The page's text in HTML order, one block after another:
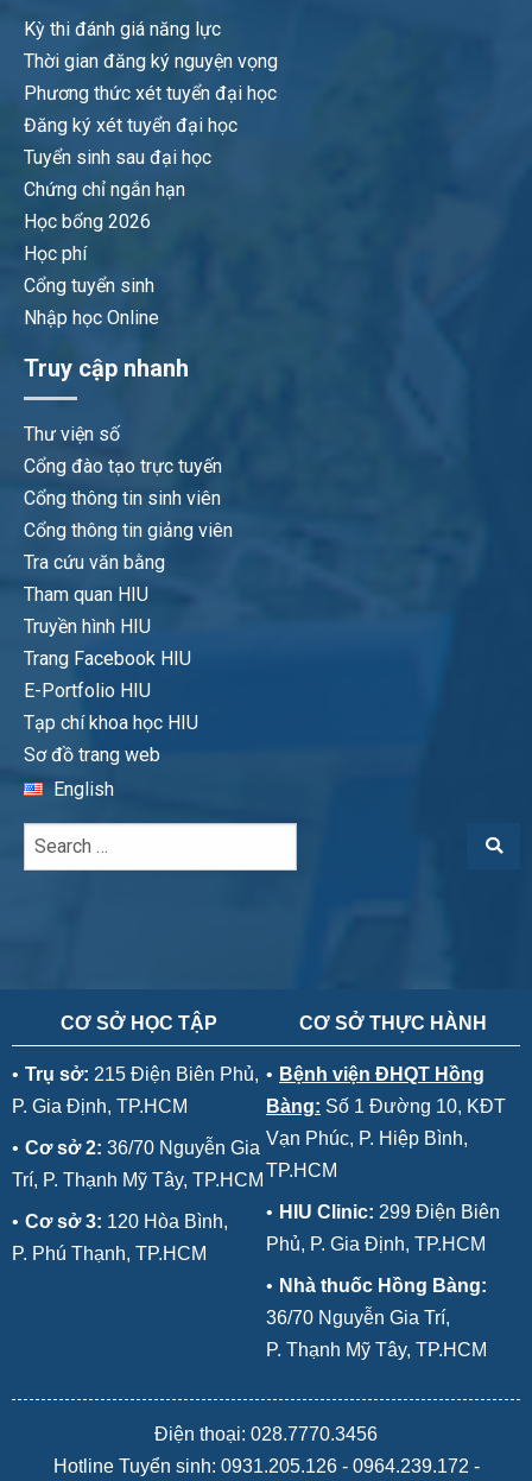
Kỳ thi đánh giá năng lực
Thời gian đăng ký nguyện vọng
Phương thức xét tuyển đại học
Đăng ký xét tuyển đại học
Tuyển sinh sau đại học
Chứng chỉ ngắn hạn
Học bổng 2026
Học phí
Cổng tuyển sinh
Nhập học Online
Truy cập nhanh
Thư viện số
Cổng đào tạo trực tuyến
Cổng thông tin sinh viên
Cổng thông tin giảng viên
Tra cứu văn bằng
Tham quan HIU
Truyền hình HIU
Trang Facebook HIU
E-Portfolio HIU
Tạp chí khoa học HIU
Sơ đồ trang web
English
CƠ SỞ HỌC TẬP
• Trụ sở: 215 Điện Biên Phủ,
P. Gia Định, TP.HCM
• Cơ sở 2: 36/70 Nguyễn Gia
Trí, P. Thạnh Mỹ Tây, TP.HCM
• Cơ sở 3: 120 Hòa Bình,
P. Phú Thạnh, TP.HCM
CƠ SỞ THỰC HÀNH
• Bệnh viện ĐHQT Hồng
Bàng: Số 1 Đường 10, KĐT
Vạn Phúc, P. Hiệp Bình,
TP.HCM
• HIU Clinic: 299 Điện Biên
Phủ, P. Gia Định, TP.HCM
• Nhà thuốc Hồng Bàng:
36/70 Nguyễn Gia Trí,
P. Thạnh Mỹ Tây, TP.HCM
Điện thoại: 028.7770.3456
Hotline Tuyển sinh: 0931.205.126- 0964.239.172 -